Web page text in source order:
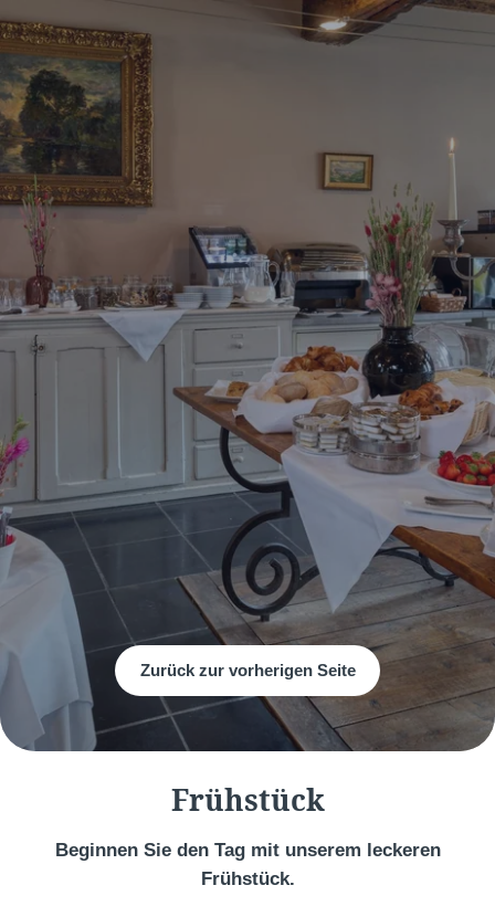
Zurück zur vorherigen Seite
Frühstück
Beginnen Sie den Tag mit unserem leckeren
Frühstück.